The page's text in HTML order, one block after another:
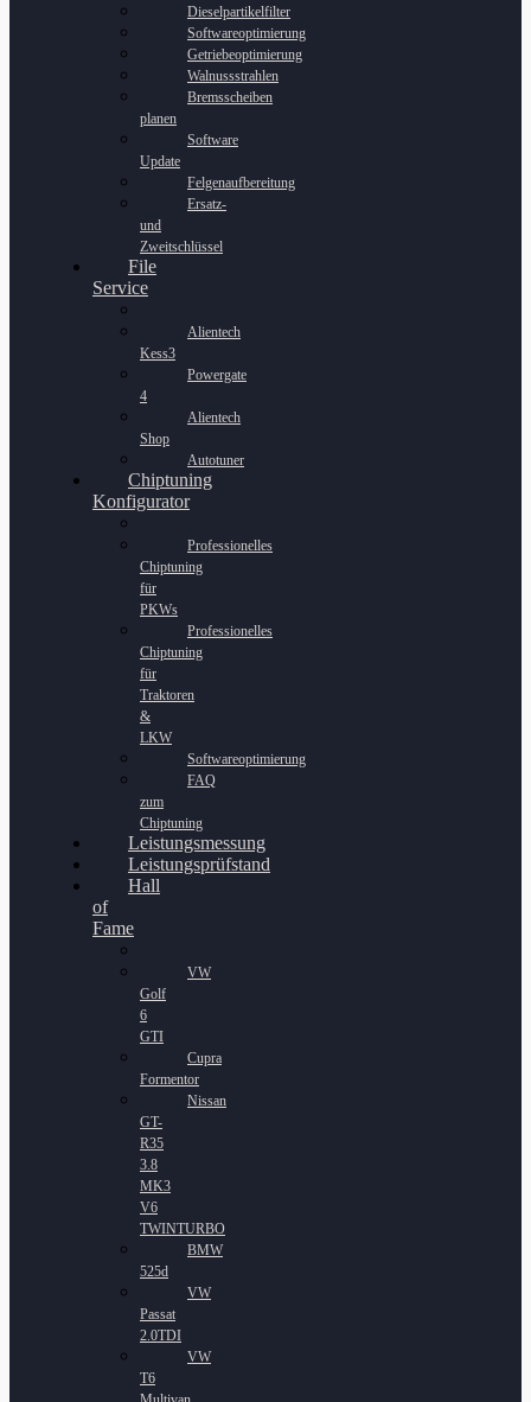
Dieselpartikelfilter
Softwareoptimierung
Getriebeoptimierung
Walnussstrahlen
Bremsscheiben
planen
Software
Update
Felgenaufbereitung
Ersatz-
und
Zweitschlüssel
File
Service
Alientech
Kess3
Powergate
4
Alientech
Shop
Autotuner
Chiptuning
Konfigurator
Professionelles
Chiptuning
für
PKWs
Professionelles
Chiptuning
für
Traktoren
&
LKW
Softwareoptimierung
FAQ
zum
Chiptuning
Leistungsmessung
Leistungsprüfstand
Hall
of
Fame
VW
Golf
6
GTI
Cupra
Formentor
Nissan
GT-
R35
3.8
MK3
V6
TWINTURBO
BMW
525d
VW
Passat
2.0TDI
VW
T6